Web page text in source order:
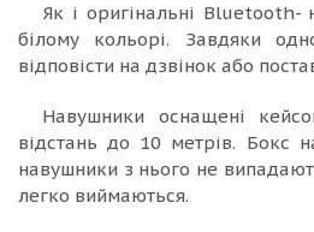
Як і оригінальні Bluetooth-
білому кольорі. Завдяки
відповісти на дзвінок або
Навушники оснащені
відстань до 10 метрів. Бокс
навушники з нього не
легко виймаються.